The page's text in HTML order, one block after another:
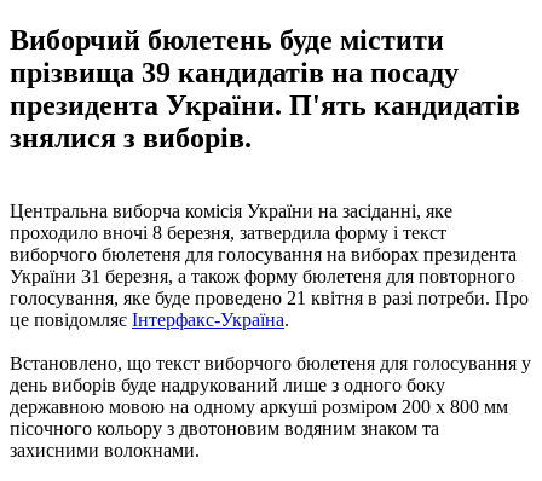
Виборчий бюлетень буде містити
прізвища 39 кандидатів на посаду
президента України. П'ять кандидатів
знялися з виборів.
Центральна виборча комісія України на засіданні, яке
проходило вночі 8 березня, затвердила форму і текст
виборчого бюлетеня для голосування на виборах президента
України 31 березня, а також форму бюлетеня для повторного
голосування, яке буде проведено 21 квітня в разі потреби. Про
це повідомляє Інтерфакс-Україна.
Встановлено, що текст виборчого бюлетеня для голосування у
день виборів буде надрукований лише з одного боку
державною мовою на одному аркуші розміром 200 х 800 мм
пісочного кольору з двотоновим водяним знаком та
захисними волокнами.